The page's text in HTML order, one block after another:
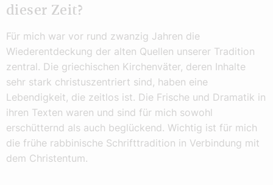
dieser Zeit?
Für mich war vor rund zwanzig Jahren die
Wiederentdeckung der alten Quellen unserer Tradition
zentral. Die griechischen Kirchenväter, deren Inhalte
sehr stark christuszentriert sind, haben eine
Lebendigkeit, die zeitlos ist. Die Frische und Dramatik in
ihren Texten waren und sind für mich sowohl
erschütternd als auch beglückend. Wichtig ist für mich
die frühe rabbinische Schrifttradition in Verbindung mit
dem Christentum.